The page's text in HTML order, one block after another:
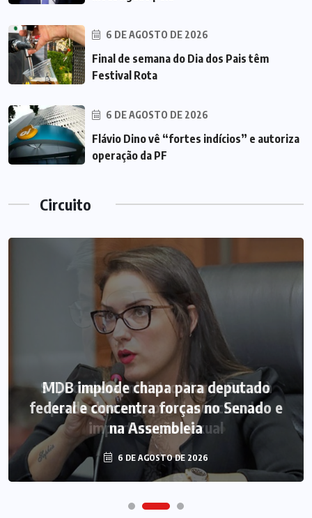
6 DE AGOSTO DE 2026
Final de semana do Dia dos Pais têm
Festival Rota
6 DE AGOSTO DE 2026
Flávio Dino vê “fortes indícios” e autoriza
operação da PF
Circuito
MDB implode chapa para deputado
federal e concentra forças no Senado e
na Assembleia
6 DE AGOSTO DE 2026